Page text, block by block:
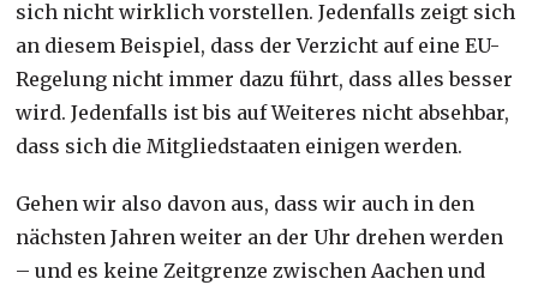
sich nicht wirklich vorstellen. Jedenfalls zeigt sich
an diesem Beispiel, dass der Verzicht auf eine EU-
Regelung nicht immer dazu führt, dass alles besser
wird. Jedenfalls ist bis auf Weiteres nicht absehbar,
dass sich die Mitgliedstaaten einigen werden.
Gehen wir also davon aus, dass wir auch in den
nächsten Jahren weiter an der Uhr drehen werden
– und es keine Zeitgrenze zwischen Aachen und